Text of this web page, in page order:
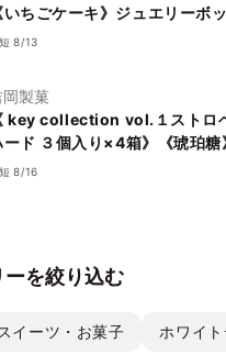
いちごケーキ》ジュエリーボ
ありがとう 大福 お取
8/13
岡製菓
key collection vol.１ストロ
ード ３個入り×4箱》《琥珀糖
リーボックス DAIFUKU あり
8/16
ーを絞り込む
イーツ・お菓子 ホワイ